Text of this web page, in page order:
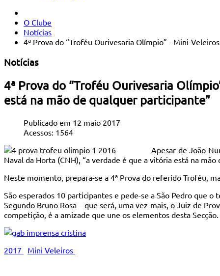
O Clube
Notícias
4ª Prova do “Troféu Ourivesaria Olímpio” - Mini-
Notícias
4ª Prova do “Troféu Ourivesaria
está na mão de qualquer participante”
Publicado em 12 maio 2017
Acessos: 1564
Apesar de João
Naval da Horta (CNH), “a verdade é que a vitória está na
Neste momento, prepara-se a 4ª Prova do referido Troféu,
São esperados 10 participantes e pede-se a São Pedro que
Segundo Bruno Rosa – que será, uma vez mais, o Juiz de
competição, é a amizade que une os elementos desta Secção.
2017 Mini Veleiros